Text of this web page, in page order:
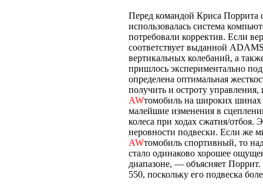
Перед командой Криса Поррита
использовалась система
потребовали корректив. Если
соответствует выданной
вертикальных колебаний, а
пришлось экспериментально
определена оптимальная
получить и остроту
AWтомобиль на широких шинах
малейшие изменения в
колеса при ходах сжатия/отбоя.
неровности подвески. Если же
AWтомобиль спортивный, то
стало одинаково хорошее
диапазоне, — объясняет
550, поскольку его подвеска